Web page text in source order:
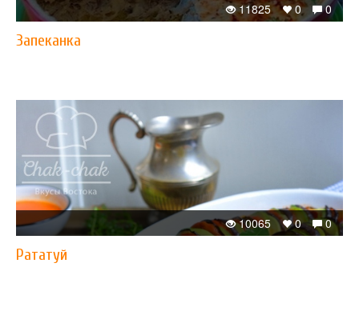
0
0
11825
Запеканка
0
0
10065
Рататуй